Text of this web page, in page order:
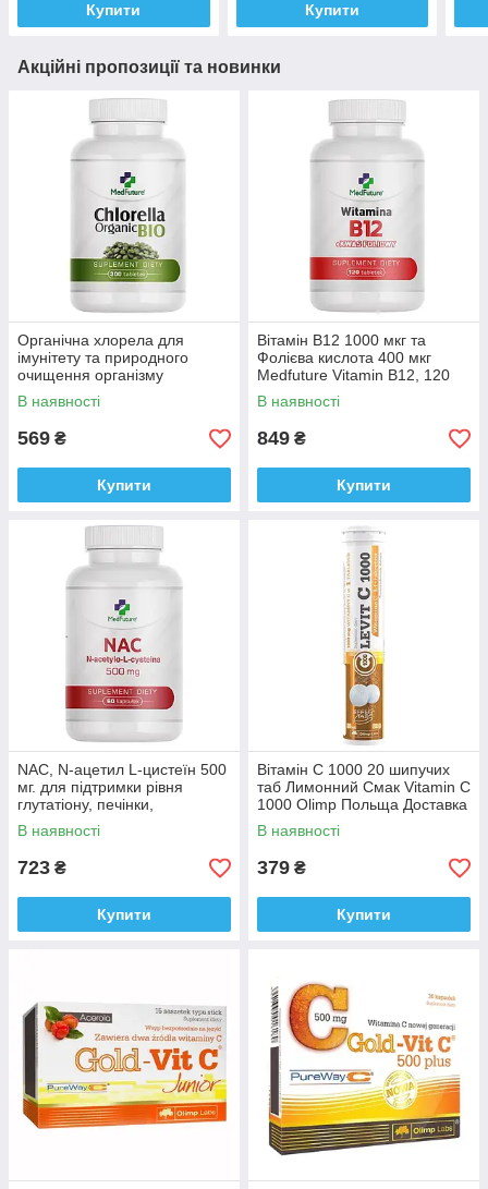
Купити Купити
Акційні пропозиції та новинки
Органічна хлорела для
імунітету та природного
очищення організму
Medfuture Chlorella Organic,
300 таблеток Доставка з ЄС
В наявності
569 ₴
Купити
Вітамін B12 1000 мкг та
Фолієва кислота 400 мкг
Medfuture Vitamin B12, 120
таблеток Доставка з ЄС
В наявності
849 ₴
Купити
NAC, N-ацетил L-цистеїн 500
мг. для підтримки рівня
глутатіону, печінки,
MedFuture 60 капсул
Доставка з ЄС
В наявності
723 ₴
Купити
Вітамін C 1000 20 шипучих
таб Лимонний Смак Vitamin C
1000 Olimp Польща Доставка
з ЄС
В наявності
379 ₴
Купити